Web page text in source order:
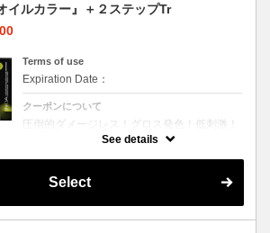
イルカラー』＋２ステップTr
Terms of use
Expiration Date：
クーポンについて
圧倒的ダメージレス！グロス発色！低刺激！
匂いも残らない！全く新しい処方のイノアオ
イルカラーのセットメニュー☆シャンプー、
ブロー込み。※リタッチカラーの場合は
See details
Select